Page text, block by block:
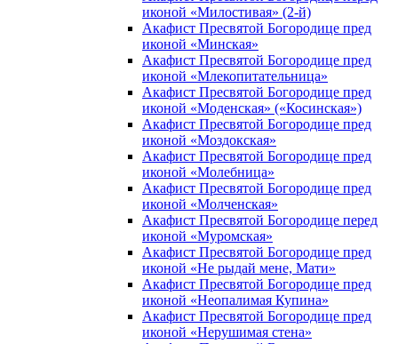
иконой «Милостивая» (2-й)
Акафист Пресвятой Богородице пред
иконой «Минская»
Акафист Пресвятой Богородице пред
иконой «Млекопитательница»
Акафист Пресвятой Богородице пред
иконой «Моденская» («Косинская»)
Акафист Пресвятой Богородице пред
иконой «Моздокская»
Акафист Пресвятой Богородице пред
иконой «Молебница»
Акафист Пресвятой Богородице пред
иконой «Молченская»
Акафист Пресвятой Богородице перед
иконой «Муромская»
Акафист Пресвятой Богородице пред
иконой «Не рыдай мене, Мати»
Акафист Пресвятой Богородице пред
иконой «Неопалимая Купина»
Акафист Пресвятой Богородице пред
иконой «Нерушимая стена»